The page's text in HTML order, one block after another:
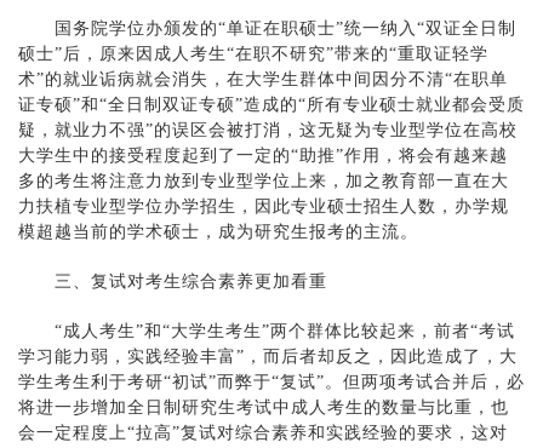
国务院学位办颁发的“单证在职硕士”统一纳入“双证全日制
硕士”后，原来因成人考生“在职不研究”带来的“重取证轻学
术”的就业诟病就会消失，在大学生群体中间因分不清“在职单
证专硕”和“全日制双证专硕”造成的“所有专业硕士就业都会受质
疑，就业力不强”的误区会被打消，这无疑为专业型学位在高校
大学生中的接受程度起到了一定的“助推”作用，将会有越来越
多的考生将注意力放到专业型学位上来，加之教育部一直在大
力扶植专业型学位办学招生，因此专业硕士招生人数，办学规
模超越当前的学术硕士，成为研究生报考的主流。
三、复试对考生综合素养更加看重
“成人考生”和“大学生考生”两个群体比较起来，前者“考试
学习能力弱，实践经验丰富”，而后者却反之，因此造成了，大
学生考生利于考研“初试”而弊于“复试”。但两项考试合并后，必
将进一步增加全日制研究生考试中成人考生的数量与比重，也
会一定程度上“拉高”复试对综合素养和实践经验的要求，这对